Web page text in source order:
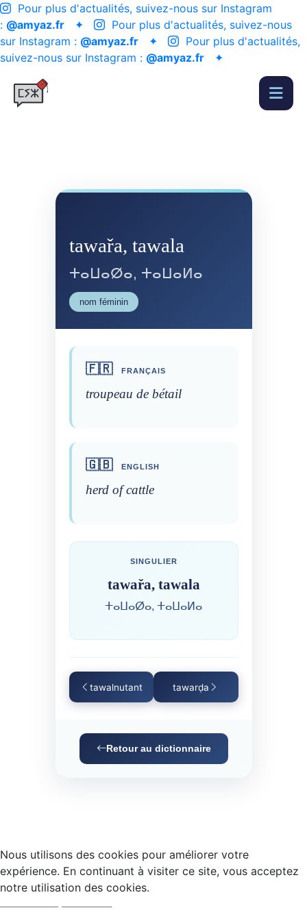
Pour plus d'actualités, suivez-nous sur Instagram
: @amyaz.fr ✦
Pour plus d'actualités, suivez-nous
sur Instagram : @amyaz.fr ✦
Pour plus d'actualités,
suivez-nous sur Instagram : @amyaz.fr ✦
tawařa, tawala
ⵜⴰⵡⴰⵁⴰ, ⵜⴰⵡⴰⵍⴰ
nom féminin
🇫🇷 FRANÇAIS
troupeau de bétail
🇬🇧 ENGLISH
herd of cattle
SINGULIER
tawařa, tawala
ⵜⴰⵡⴰⵁⴰ, ⵜⴰⵡⴰⵍⴰ
tawalnutant tawarḍa
Retour au dictionnaire
Nous utilisons des cookies pour améliorer votre
expérience. En continuant à visiter ce site, vous acceptez
notre utilisation des cookies.